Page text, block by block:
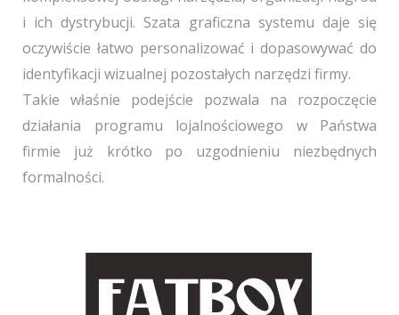
i ich dystrybucji. Szata graficzna systemu daje się
oczywiście łatwo personalizować i dopasowywać do
identyfikacji wizualnej pozostałych narzędzi firmy.
Takie właśnie podejście pozwala na rozpoczęcie
działania programu lojalnościowego w Państwa
firmie już krótko po uzgodnieniu niezbędnych
formalności.